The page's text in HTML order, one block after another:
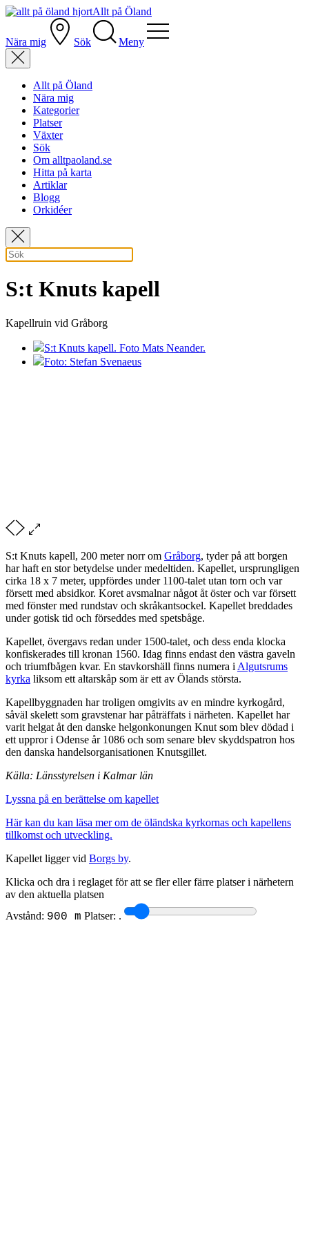
Allt på Öland
Nära mig Sök Meny
Allt på Öland
Nära mig
Kategorier
Platser
Växter
Sök
Om alltpaoland.se
Hitta på karta
Artiklar
Blogg
Orkidéer
S:t Knuts kapell
Kapellruin vid Gråborg
S:t Knuts kapell. Foto Mats Neander.
Foto: Stefan Svenaeus
S:t Knuts kapell, 200 meter norr om Gråborg, tyder på att borgen
har haft en stor betydelse under medeltiden. Kapellet, ursprungligen
cirka 18 x 7 meter, uppfördes under 1100-talet utan torn och var
försett med absidkor. Koret avsmalnar något åt öster och var försett
med fönster med rundstav och skråkantsockel. Kapellet breddades
under gotisk tid och förseddes med spetsbåge.
Kapellet, övergavs redan under 1500-talet, och dess enda klocka
konfiskerades till kronan 1560. Idag finns endast den västra gaveln
och triumfbågen kvar. En stavkorshäll finns numera i Algutsrums
kyrka liksom ett altarskåp som är ett av Ölands största.
Kapellbyggnaden har troligen omgivits av en mindre kyrkogård,
såväl skelett som gravstenar har påträffats i närheten. Kapellet har
varit helgat åt den danske helgonkonungen Knut som blev dödad i
ett uppror i Odense år 1086 och som senare blev skyddspatron hos
den danska handelsorganisationen Knutsgillet.
Källa: Länsstyrelsen i Kalmar län
Lyssna på en berättelse om kapellet
Här kan du kan läsa mer om de öländska kyrkornas och kapellens
tillkomst och utveckling.
Kapellet ligger vid Borgs by.
Klicka och dra i reglaget för att se fler eller färre platser i närhetern
av den aktuella platsen
Avstånd: 900 m Platser: .